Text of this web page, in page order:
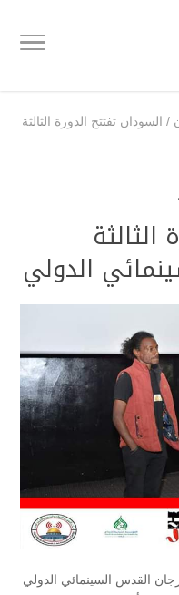
/ السودان تفتتح الدورة الثالثة
الدولي
القدس السينمائي الدولي